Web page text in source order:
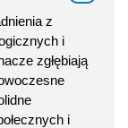
z
i
zgłębiają
i